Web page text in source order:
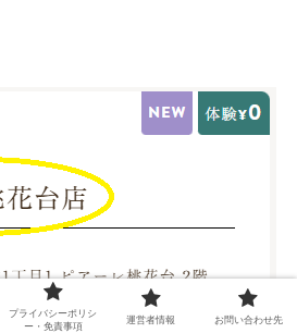
プライバシーポリシ
ー・免責事項
運営者情報 お問い合わせ先